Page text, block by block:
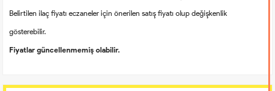
Belirtilen ilaç fiyatı eczaneler için önerilen satış fiyatı olup değişkenlik
gösterebilir.
Fiyatlar güncellenmemiş olabilir.